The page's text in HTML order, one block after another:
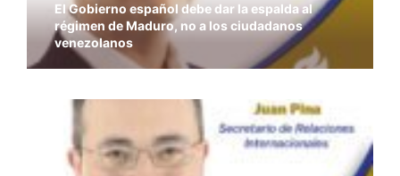
El Gobierno español debe dar la espalda al
régimen de Maduro, no a los ciudadanos
venezolanos